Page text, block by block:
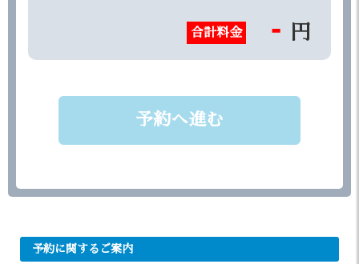
合計料金 - 円
予約へ進む
予約に関するご案内